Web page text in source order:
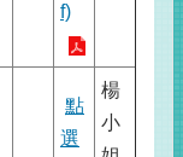
f)
點
選
楊
小